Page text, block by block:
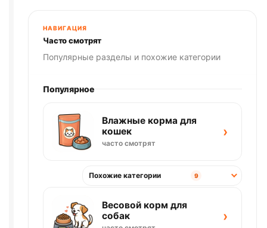
230г
НАВИГАЦИЯ
Часто смотрят
Популярные разделы и похожие категории
Популярное
Влажные корма для
кошек
часто смотрят
›
Похожие категории 9
Весовой корм для
собак
›